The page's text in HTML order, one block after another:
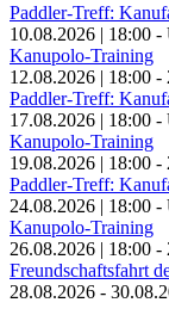
Paddler-Treff:
10.08.2026 | 18:00 -
Kanupolo-Training
12.08.2026 | 18:00 -
Paddler-Treff:
17.08.2026 | 18:00 -
Kanupolo-Training
19.08.2026 | 18:00 -
Paddler-Treff:
24.08.2026 | 18:00 -
Kanupolo-Training
26.08.2026 | 18:00 -
Freundschaftsfahrt
28.08.2026 -